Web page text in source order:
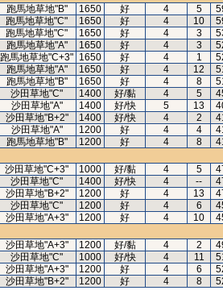
跑馬地草地"B" 1650 好 4 5
跑馬地草地"C" 1650 好 4 10
跑馬地草地"C" 1650 好 4 3
跑馬地草地"A" 1650 好 4 3
跑馬地草地"C+3" 1650 好 4 1
跑馬地草地"A" 1650 好 4 12
跑馬地草地"B" 1650 好 4 8
沙田草地"C" 1400 好/黏 4 5
沙田草地"A" 1400 好/快 5 13
沙田草地"B+2" 1400 好/快 4 2
沙田草地"A" 1200 好 4 4
跑馬地草地"B" 1200 好 4 8
沙田草地"C+3" 1000 好/黏 4 5
沙田草地"C" 1400 好/快 4 --
沙田草地"B+2" 1200 好 4 13
沙田草地"C" 1200 好 4 6
沙田草地"A+3" 1200 好 4 10
沙田草地"A+3" 1200 好/黏 4 2
沙田草地"C" 1000 好/快 4 11
沙田草地"A+3" 1200 好 4 6
沙田草地"B+2" 1200 好 4 8